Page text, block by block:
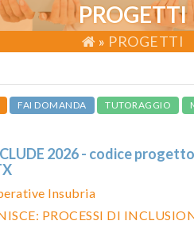
PROGETTI
» PROGETTI
FAI DOMANDA TUTORAGGIO
2026 - codice progetto
Insubria
PROCESSI DI